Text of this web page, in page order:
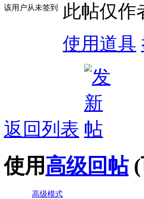
该用户从未签到
此帖仅作
使用道具
返回列表
使用高级回帖(
高级模式